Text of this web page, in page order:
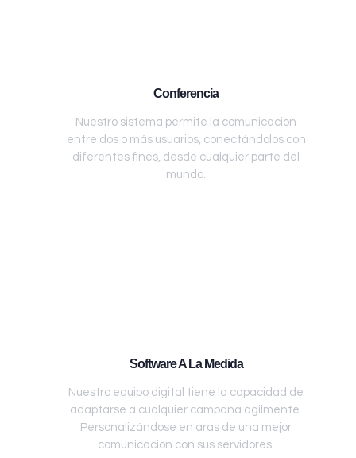
Conferencia
Nuestro sistema permite la comunicación
entre dos o más usuarios, conectándolos con
diferentes fines, desde cualquier parte del
mundo.
Software A La Medida
Nuestro equipo digital tiene la capacidad de
adaptarse a cualquier campaña ágilmente.
Personalizándose en aras de una mejor
comunicación con sus servidores.